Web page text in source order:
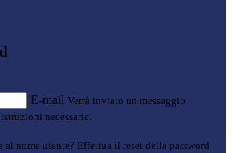
E-mail Verrà inviato un messaggio
necessarie.
al nome utente? Effettua il reset della password